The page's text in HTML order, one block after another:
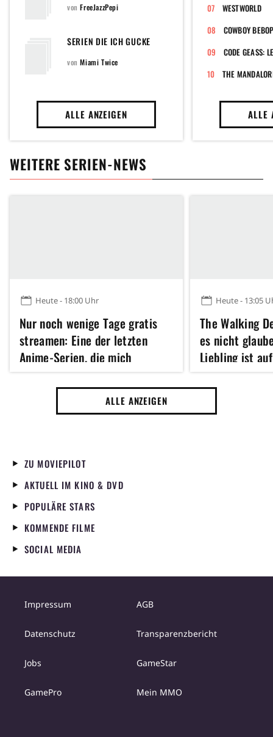
vonFreeJazzPepi
SERIEN DIE ICH GUCKE
vonMiami Twice
ALLE ANZEIGEN
WESTWORLD
COWBOY
THE
ALLE
WEITERE SERIEN-NEWS
Heute - 18:00 Uhr
Nur noch wenige Tage gratis
streamen: Eine der letzten
Anime-Serien, die mich
komplett begeistern konnten
Heute - 13:05
The Walking
es nicht
Liebling ist
zu Dead City
wiedervereint
ALLE ANZEIGEN
ZU MOVIEPILOT
AKTUELL IM KINO & DVD
POPULÄRE STARS
KOMMENDE FILME
SOCIAL MEDIA
Impressum AGB
Datenschutz Transparenzbericht
Jobs GameStar
GamePro Mein MMO